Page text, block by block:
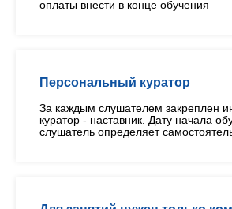
оплаты внести в конце обучения
Персональный куратор
За каждым слушателем закреплен
куратор - наставник. Дату начала
слушатель определяет